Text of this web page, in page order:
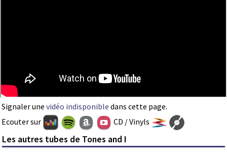
Signaler une vidéo indisponible dans cette page.
Ecouter sur
CD / Vinyls
Les autres tubes de Tones and I